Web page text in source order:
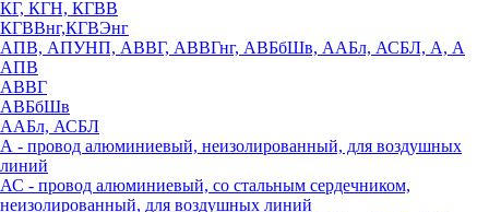
КГ, КГН, КГВВ
КГВВнг,КГВЭнг
АПВ, АПУНП, АВВГ, АВВГнг, АВБбШв, ААБл, АСБЛ, А, А
АПВ
АВВГ
АВБбШв
ААБл, АСБЛ
А - провод алюминиевый, неизолированный, для воздушных
линий
АС - провод алюминиевый, со стальным сердечником,
неизолированный, для воздушных линий